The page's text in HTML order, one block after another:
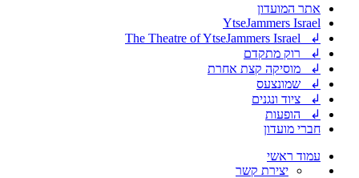
אתר המועדון
YtseJammers Israel
↲ The Theatre of YtseJammers Israel
↲ רוק מתקדם
↲ מוסיקה קצת אחרת
↲ שמונצעס
↲ ציוד ונגנים
↲ הופעות
חברי מועדון
עמוד ראשי
יצירת קשר